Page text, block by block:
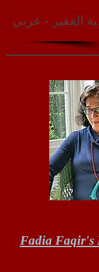
الفقير - عربي
Fadia Faqir's